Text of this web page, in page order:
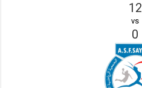
12
vs
0